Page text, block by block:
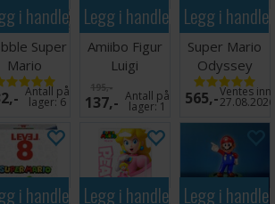
i handlekurven
Super
Mario
Antall på
lager:6
Legg i handlekurven
Amiibo Figur
Luigi
195,-
137,- Antall på
lager:1
Legg i
Super Mario
Odyssey
Switch
565,-Ventes inn
27.08.2026
i handlekurvenLegg i handlekurven
Legg i